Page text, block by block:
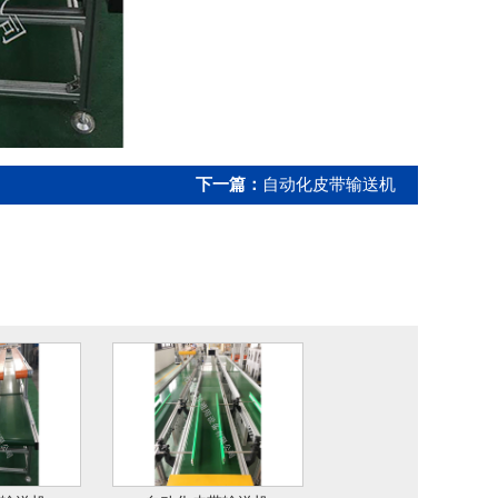
下一篇： 自动化皮带输送机